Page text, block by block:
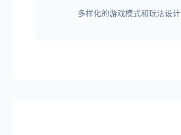
多样化的游戏模式和玩法设计